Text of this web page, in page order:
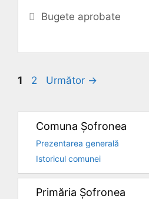
Categorii
Bugete aprobate
Pagina
1 Pagina
2 Următor →
Comuna Șofronea
Prezentarea generală
Istoricul comunei
Primăria Șofronea